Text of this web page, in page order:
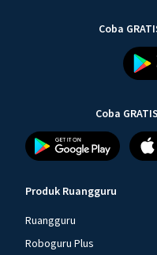
Coba
Coba
Produk Ruangguru
Ruangguru
Roboguru Plus